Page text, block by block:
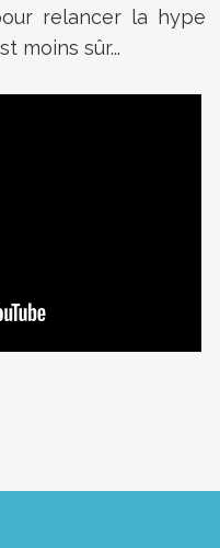
relancer la hype
moins sûr...